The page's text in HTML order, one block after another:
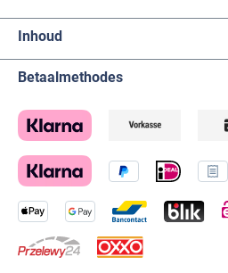
Inhoud
Betaalmethodes